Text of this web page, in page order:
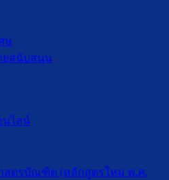
ษ
ยสนับสนุน
นไลน์
สตรบัณฑิต (หลักสูตรใหม่ พ.ศ.